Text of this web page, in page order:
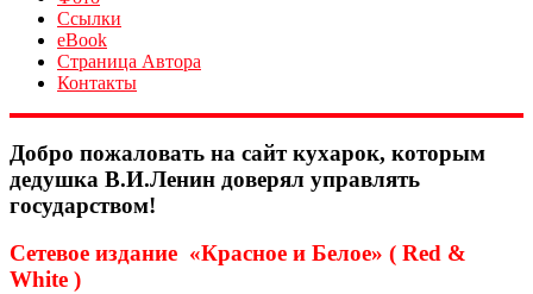
Ссылки
eBook
Страница Автора
Контакты
Добро пожаловать на сайт кухарок, которым
дедушка В.И.Ленин доверял управлять
государством!
Сетевое издание «Красное и Белое» ( Red &
White )